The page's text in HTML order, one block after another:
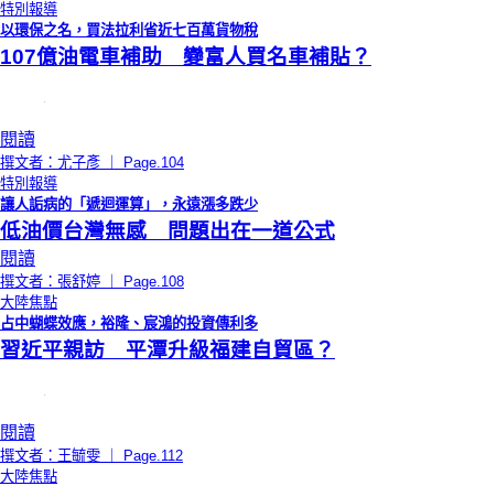
特別報導
以環保之名，買法拉利省近七百萬貨物稅
107億油電車補助 變富人買名車補貼？
閱讀
撰文者：尤子彥 ｜ Page.104
特別報導
讓人詬病的「遞迴運算」，永遠漲多跌少
低油價台灣無感 問題出在一道公式
閱讀
撰文者：張舒婷 ｜ Page.108
大陸焦點
占中蝴蝶效應，裕隆、宸鴻的投資傳利多
習近平親訪 平潭升級福建自貿區？
閱讀
撰文者：王毓雯 ｜ Page.112
大陸焦點